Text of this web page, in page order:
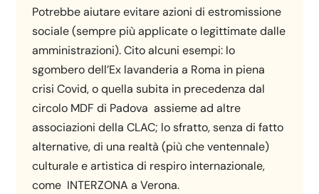
Potrebbe aiutare evitare azioni di estromissione
sociale (sempre più applicate o legittimate dalle
amministrazioni). Cito alcuni esempi: lo
sgombero dell’Ex lavanderia a Roma in piena
crisi Covid, o quella subita in precedenza dal
circolo MDF di Padova assieme ad altre
associazioni della CLAC; lo sfratto, senza di fatto
alternative, di una realtà (più che ventennale)
culturale e artistica di respiro internazionale,
come INTERZONA a Verona.